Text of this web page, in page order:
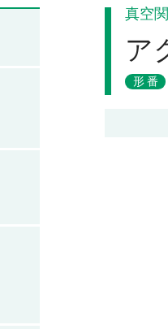
真空
ア
形番